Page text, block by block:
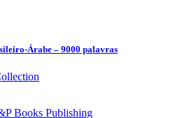
Árabe – 9000 palavras